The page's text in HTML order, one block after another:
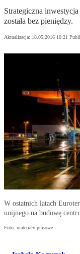
Strategiczna
została bez pieniędzy.
Aktualizacja: 18.05.2016 10:21
W ostatnich latach
unijnego na budowę
Foto: materiały prasowe